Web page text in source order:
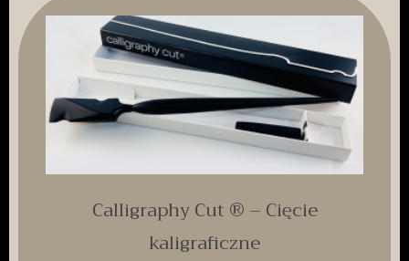
Calligraphy Cut ® – Cięcie
kaligraficzne